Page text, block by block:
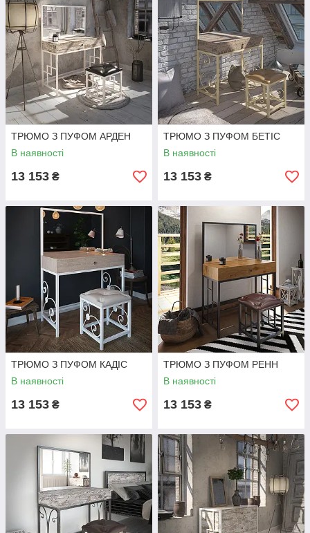
ТРЮМО З ПУФОМ АРДЕН
В наявності
13 153 ₴
ТРЮМО З ПУФОМ БЕТІС
В наявності
13 153 ₴
ТРЮМО З ПУФОМ КАДІС
В наявності
13 153 ₴
ТРЮМО З ПУФОМ РЕНН
В наявності
13 153 ₴